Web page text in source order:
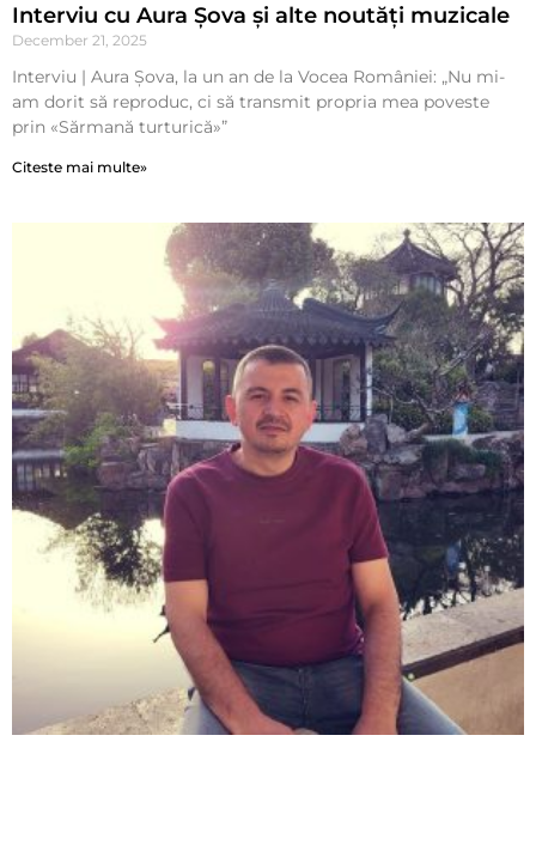
Interviu cu Aura Șova și alte noutăți muzicale
December 21, 2025
Interviu | Aura Șova, la un an de la Vocea României: „Nu mi-
am dorit să reproduc, ci să transmit propria mea poveste
prin «Sărmană turturică»”
Citeste mai multe»